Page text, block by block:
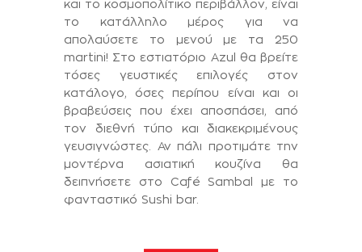
και το κοσμοπολίτικο περιβάλλον, είναι
το κατάλληλο μέρος για να
απολαύσετε το μενού με τα 250
martini! Στο εστιατόριο Azul θα βρείτε
τόσες γευστικές επιλογές στον
κατάλογο, όσες περίπου είναι και οι
βραβεύσεις που έχει αποσπάσει, από
τον διεθνή τύπο και διακεκριμένους
γευσιγνώστες. Αν πάλι προτιμάτε την
μοντέρνα ασιατική κουζίνα θα
δειπνήσετε στο Café Sambal με το
φανταστικό Sushi bar.